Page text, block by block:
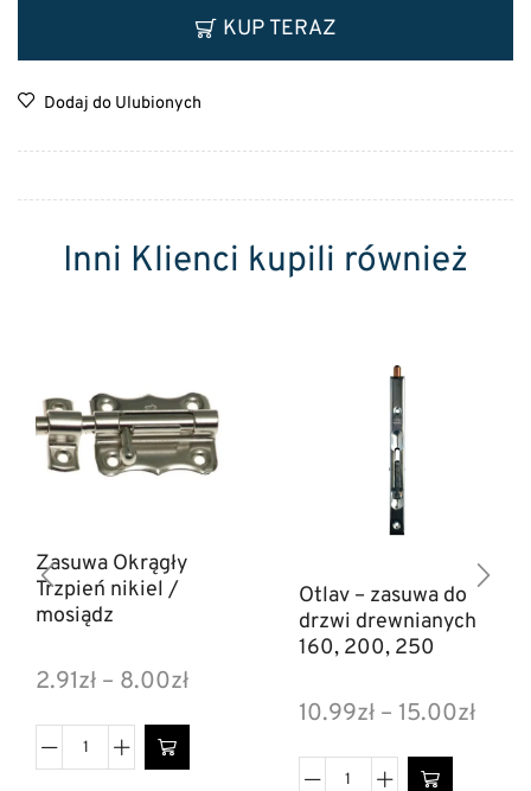
KUP TERAZ
Dodaj do Ulubionych
Inni Klienci kupili również
Zasuwa Okrągły
Trzpień nikiel /
mosiądz
2.91zł – 8.00zł
Otlav – zasuwa do
drzwi drewnianych
160, 200, 250
10.99zł – 15.00zł